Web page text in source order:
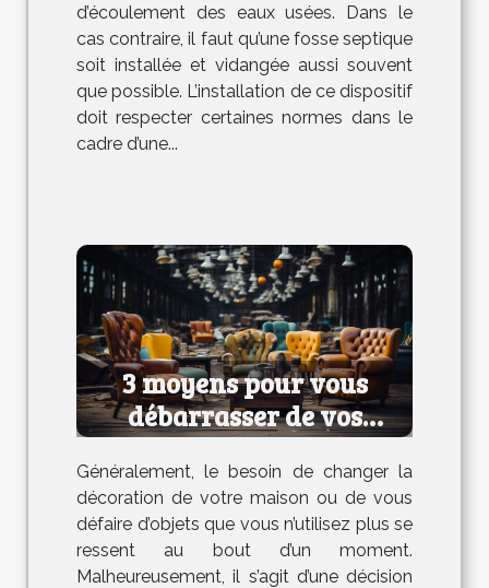
d’écoulement des eaux usées. Dans le
cas contraire, il faut qu’une fosse septique
soit installée et vidangée aussi souvent
que possible. L’installation de ce dispositif
doit respecter certaines normes dans le
cadre d’une...
3 moyens pour vous
débarrasser de vos
anciens meubles
Généralement, le besoin de changer la
décoration de votre maison ou de vous
défaire d’objets que vous n’utilisez plus se
ressent au bout d’un moment.
Malheureusement, il s’agit d’une décision